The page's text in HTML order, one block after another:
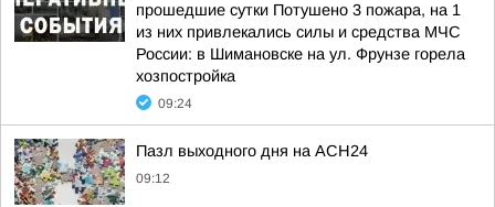
прошедшие сутки Потушено 3 пожара, на 1
из них привлекались силы и средства МЧС
России: в Шимановске на ул. Фрунзе горела
хозпостройка
09:24
Пазл выходного дня на АСН24
09:12